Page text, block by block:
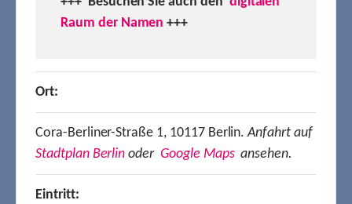
Raum der Namen +++
Ort:
Cora-Berliner-Straße 1, 10117 Berlin.Anfahrt auf
Stadtplan Berlin oder Google Mapsansehen.
Eintritt: